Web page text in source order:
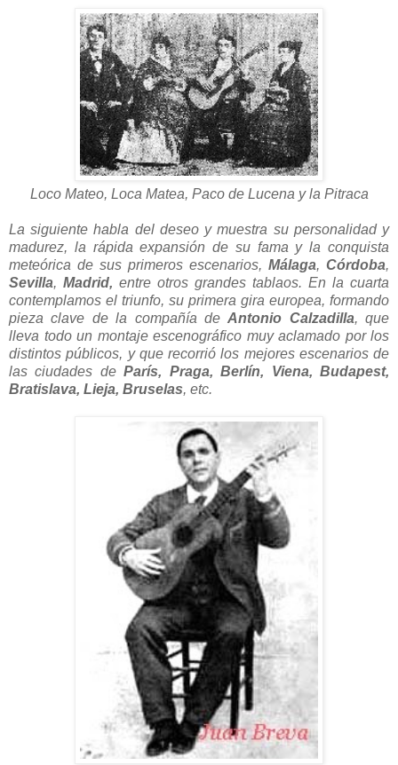
Loco Mateo, Loca Matea, Paco de Lucena y la Pitraca
La siguiente habla del deseo y muestra su personalidad y
madurez, la rápida expansión de su fama y la conquista
meteórica de sus primeros escenarios, Málaga, Córdoba,
Sevilla, Madrid, entre otros grandes tablaos. En la cuarta
contemplamos el triunfo, su primera gira europea, formando
pieza clave de la compañía deAntonio Calzadilla, que
lleva todo un montaje escenográfico muy aclamado por los
distintos públicos, y que recorrió los mejores escenarios de
las ciudades deParís, Praga, Berlín, Viena, Budapest,
Bratislava, Lieja, Bruselas, etc.